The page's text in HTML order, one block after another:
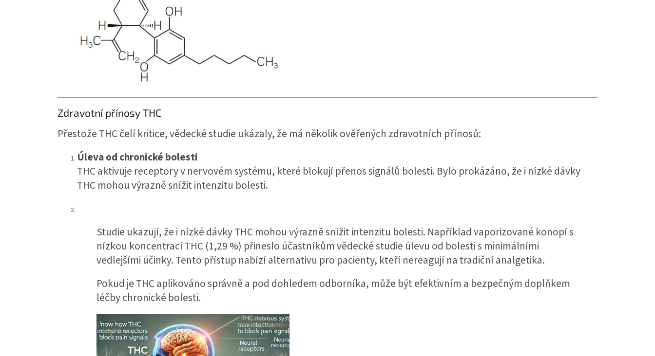
Zdravotní přínosy THC
Přestože THC čelí kritice, vědecké studie ukázaly, že má několik ověřených zdravotních přínosů:
Úleva od chronické bolesti
THC aktivuje receptory v nervovém systému, které blokují přenos signálů bolesti. Bylo prokázáno, že i nízké dávky
THC mohou výrazně snížit intenzitu bolesti.
Studie ukazují, že i nízké dávky THC mohou výrazně snížit intenzitu bolesti. Například vaporizované konopí s
nízkou koncentrací THC (1,29 %) přineslo účastníkům vědecké studie úlevu od bolesti s minimálními
vedlejšími účinky. Tento přístup nabízí alternativu pro pacienty, kteří nereagují na tradiční analgetika.
Pokud je THC aplikováno správně a pod dohledem odborníka, může být efektivním a bezpečným doplňkem
léčby chronické bolesti.